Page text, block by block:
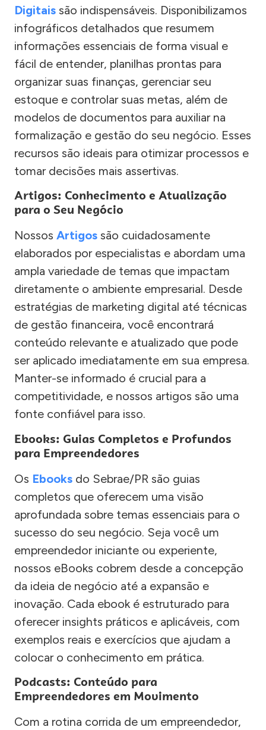
Digitais são indispensáveis. Disponibilizamos
infográficos detalhados que resumem
informações essenciais de forma visual e
fácil de entender, planilhas prontas para
organizar suas finanças, gerenciar seu
estoque e controlar suas metas, além de
modelos de documentos para auxiliar na
formalização e gestão do seu negócio. Esses
recursos são ideais para otimizar processos e
tomar decisões mais assertivas.
Artigos: Conhecimento e Atualização
para o Seu Negócio
Nossos Artigos são cuidadosamente
elaborados por especialistas e abordam uma
ampla variedade de temas que impactam
diretamente o ambiente empresarial. Desde
estratégias de marketing digital até técnicas
de gestão financeira, você encontrará
conteúdo relevante e atualizado que pode
ser aplicado imediatamente em sua empresa.
Manter-se informado é crucial para a
competitividade, e nossos artigos são uma
fonte confiável para isso.
Ebooks: Guias Completos e Profundos
para Empreendedores
Os Ebooks do Sebrae/PR são guias
completos que oferecem uma visão
aprofundada sobre temas essenciais para o
sucesso do seu negócio. Seja você um
empreendedor iniciante ou experiente,
nossos eBooks cobrem desde a concepção
da ideia de negócio até a expansão e
inovação. Cada ebook é estruturado para
oferecer insights práticos e aplicáveis, com
exemplos reais e exercícios que ajudam a
colocar o conhecimento em prática.
Podcasts: Conteúdo para
Empreendedores em Movimento
Com a rotina corrida de um empreendedor,